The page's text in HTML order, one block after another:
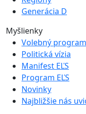
Generácia D
Myšlienky
Volebný program
Politická vízia
Manifest EĽS
Program EĽS
Novinky
Najbližšie nás